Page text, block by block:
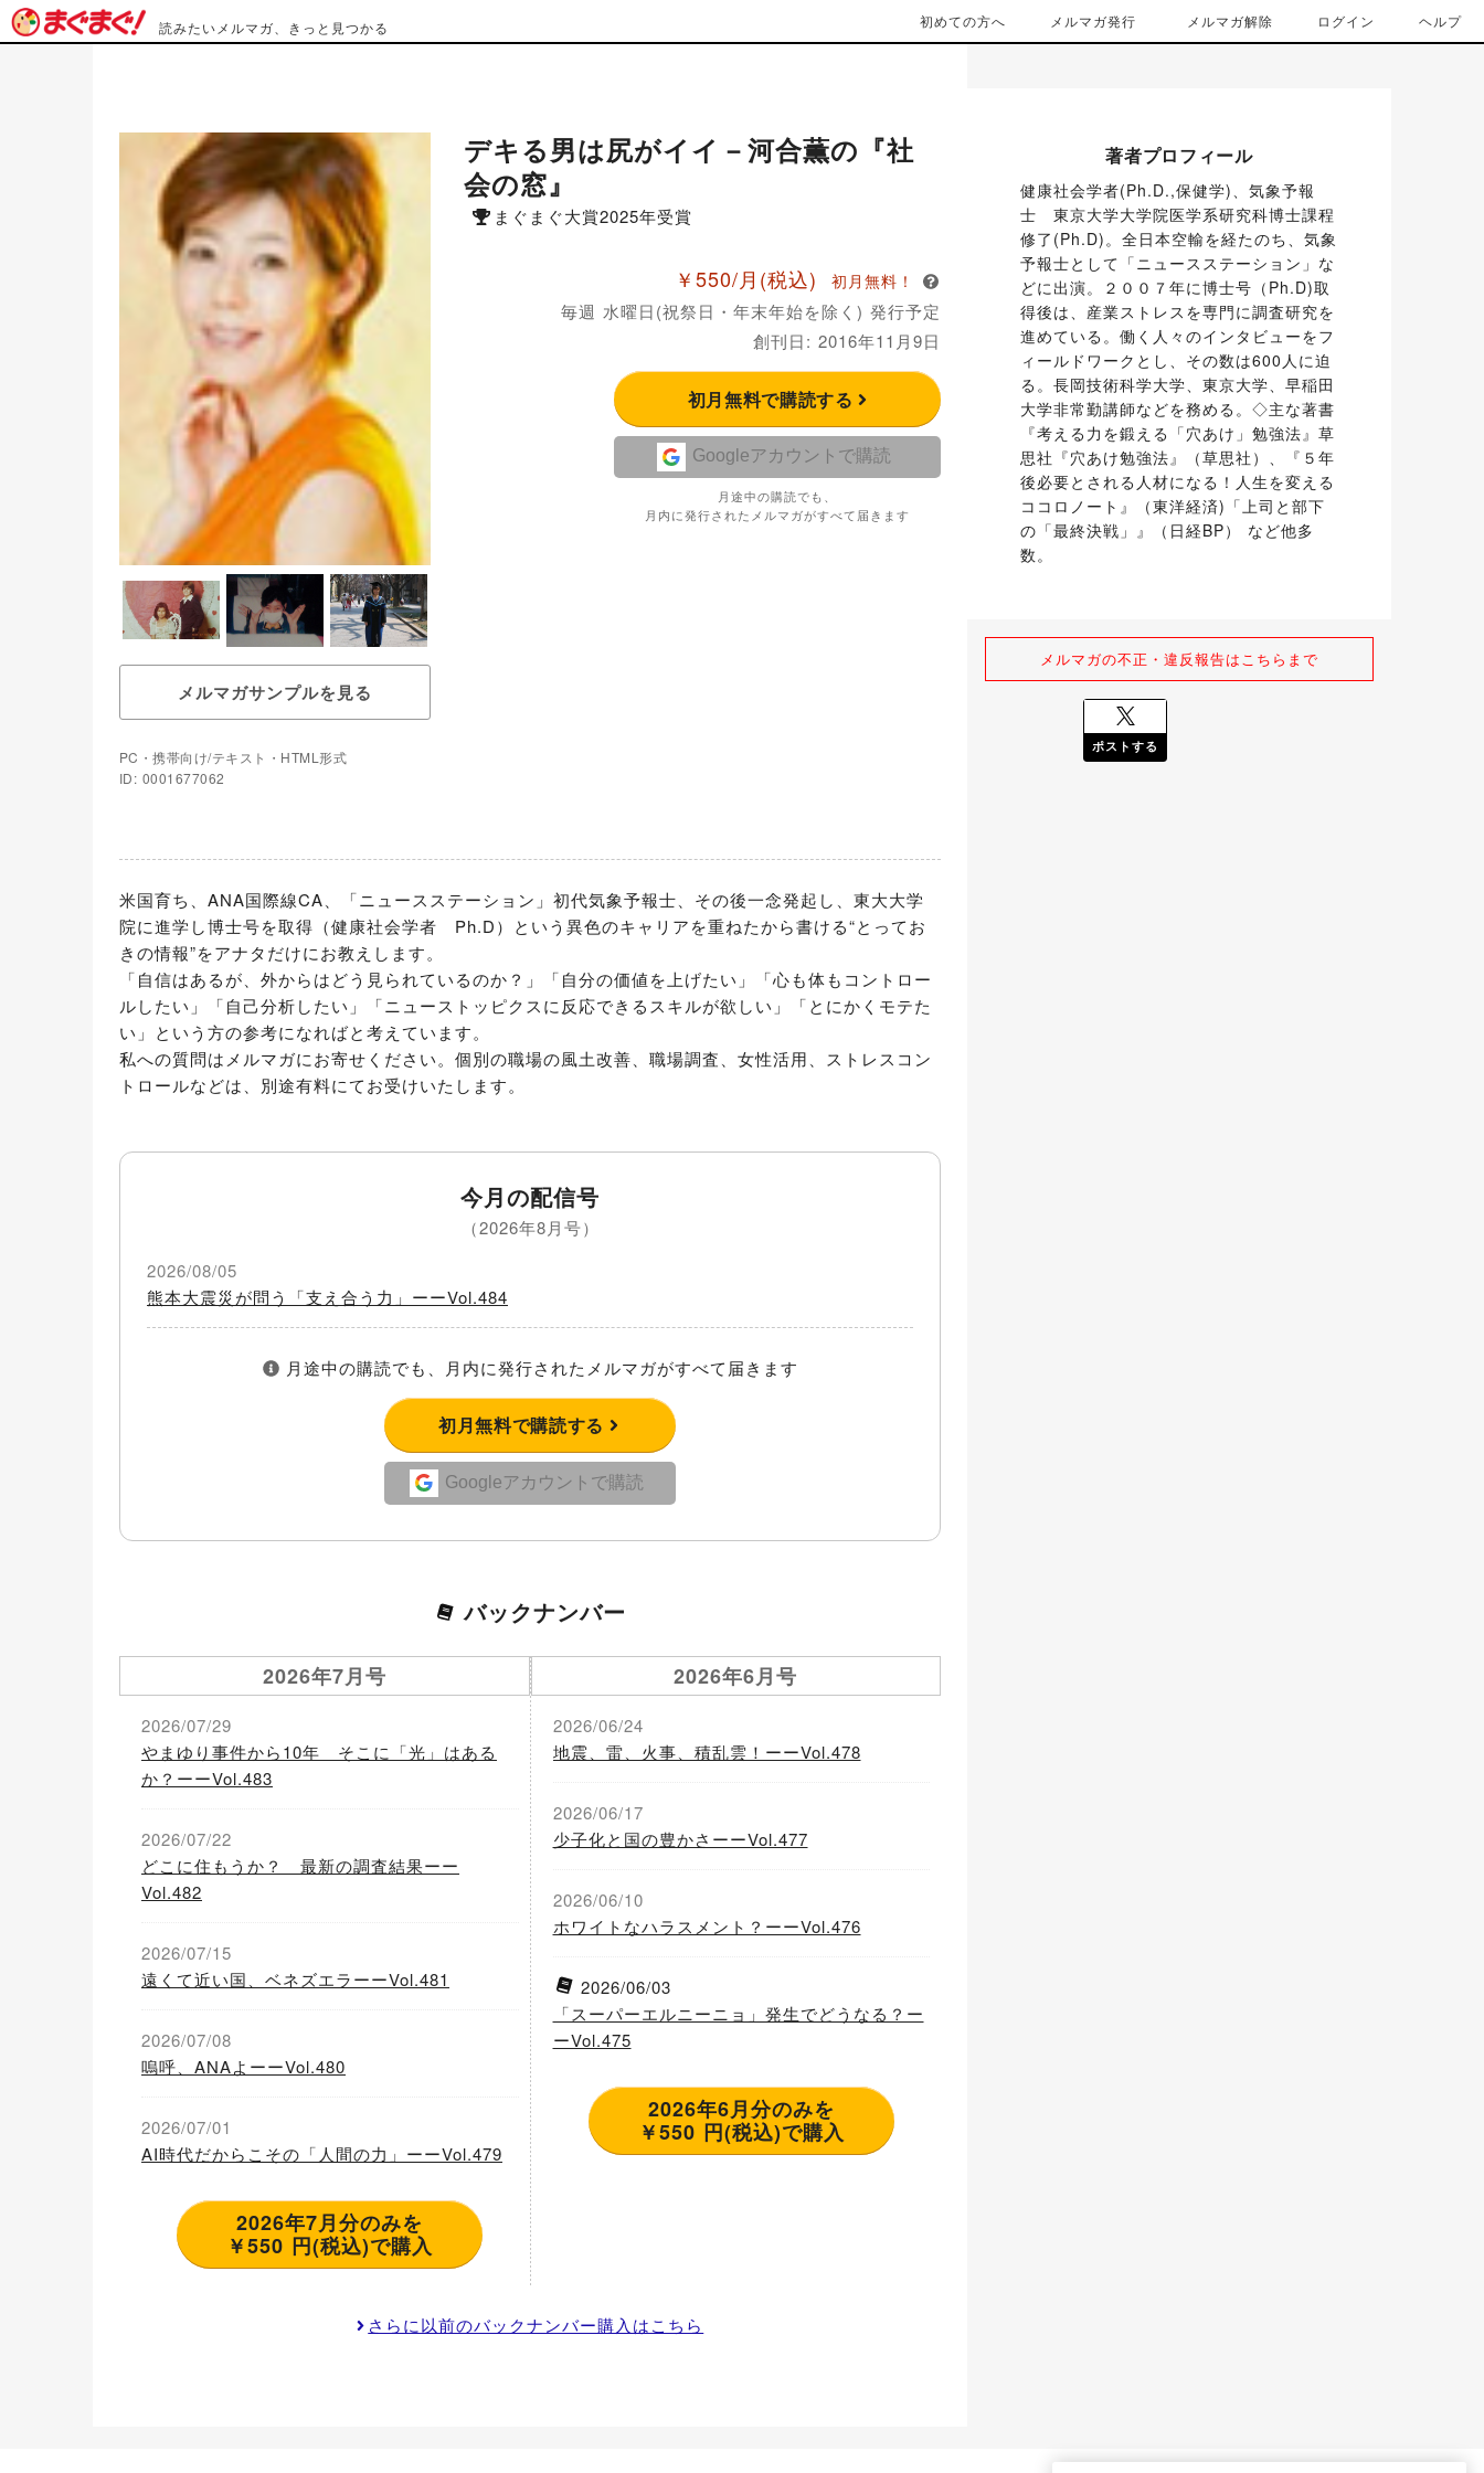
読みたいメルマガ、きっと見つかる 初めての方へ メルマガ発行 メルマガ解除 ログイン ヘルプ
メルマガサンプルを見る
PC・携帯向け/テキスト・HTML形式
ID: 0001677062
デキる男は尻がイイ－河合薫の『社
会の窓』
まぐまぐ大賞2025年受賞
￥550/月 (税込)
初月無料！
毎週 水曜日(祝祭日・年末年始を除く) 発行予定
創刊日: 2016年11月9日
初月無料で購読する
Googleアカウントで購読
月途中の購読でも、
月内に発行されたメルマガがすべて届きます
米国育ち、ANA国際線CA、「ニュースステーション」初代気象予報士、その後一念発起し、東大大学
院に進学し博士号を取得（健康社会学者　Ph.D）という異色のキャリアを重ねたから書ける“とってお
きの情報”をアナタだけにお教えします。
「自信はあるが、外からはどう見られているのか？」「自分の価値を上げたい」「心も体もコントロー
ルしたい」「自己分析したい」「ニューストッピクスに反応できるスキルが欲しい」「とにかくモテた
い」という方の参考になればと考えています。
私への質問はメルマガにお寄せください。個別の職場の風土改善、職場調査、女性活用、ストレスコン
トロールなどは、別途有料にてお受けいたします。
今月の配信号
（2026年8月号）
2026/08/05
熊本大震災が問う「支え合う力」ーーVol.484
月途中の購読でも、月内に発行されたメルマガがすべて届きます
初月無料で購読する
Googleアカウントで購読
バックナンバー
2026年7月号
2026/07/29
やまゆり事件から10年 そこに「光」はある
か？ーーVol.483
2026/07/22
どこに住もうか？ 最新の調査結果ーー
Vol.482
2026/07/15
遠くて近い国、ベネズエラーーVol.481
2026/07/08
嗚呼、ANAよーーVol.480
2026/07/01
AI時代だからこその「人間の力」ーーVol.479
2026年7月分のみを
￥550 円(税込)で購入
2026年6月号
2026/06/24
地震、雷、火事、積乱雲！ーーVol.478
2026/06/17
少子化と国の豊かさーーVol.477
2026/06/10
ホワイトなハラスメント？ーーVol.476
2026/06/03
「スーパーエルニーニョ」発生でどうなる？ー
ーVol.475
2026年6月分のみを
￥550 円(税込)で購入
さらに以前のバックナンバー購入はこちら
著者プロフィール
健康社会学者(Ph.D.,保健学)、気象予報
士　東京大学大学院医学系研究科博士課程
修了(Ph.D)。全日本空輸を経たのち、気象
予報士として「ニュースステーション」な
どに出演。２００７年に博士号（Ph.D)取
得後は、産業ストレスを専門に調査研究を
進めている。働く人々のインタビューをフ
ィールドワークとし、その数は600人に迫
る。長岡技術科学大学、東京大学、早稲田
大学非常勤講師などを務める。◇主な著書
『考える力を鍛える「穴あけ」勉強法』草
思社『穴あけ勉強法』（草思社）、『５年
後必要とされる人材になる！人生を変える
ココロノート』（東洋経済)「上司と部下
の「最終決戦」』（日経BP） など他多
数。
メルマガの不正・違反報告はこちらまで
ポストする